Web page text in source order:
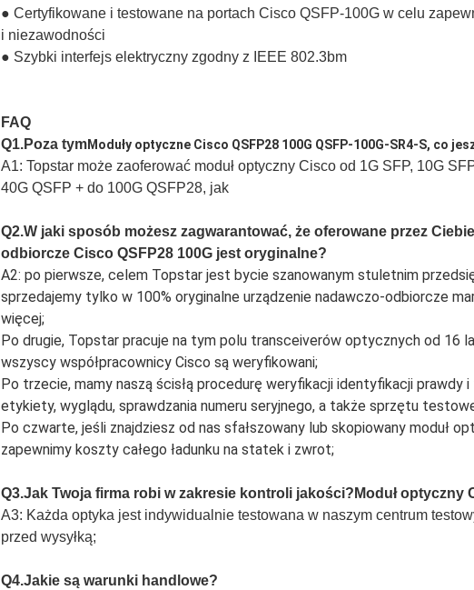
● Certyfikowane i testowane na portach Cisco QSFP-100G w celu
i niezawodności
● Szybki interfejs elektryczny zgodny z IEEE 802.3bm
FAQ
Q1.Poza tymModuły optyczne Cisco QSFP28 100G QSFP-100G-SR4-S, co
A1: Topstar może zaoferować moduł optyczny Cisco od 1G SFP, 10G
40G QSFP + do 100G QSFP28, jak
Q2.W jaki sposób możesz zagwarantować, że oferowane przez
odbiorcze Cisco QSFP28 100G jest oryginalne?
A2: po pierwsze, celem Topstar jest bycie szanowanym stuletnim
sprzedajemy tylko w 100% oryginalne urządzenie nadawczo-odbiorcze
więcej;
Po drugie, Topstar pracuje na tym polu transceiverów optycznych od 16
wszyscy współpracownicy Cisco są weryfikowani;
Po trzecie, mamy naszą ścisłą procedurę weryfikacji identyfikacji prawdy
etykiety, wyglądu, sprawdzania numeru seryjnego, a także sprzętu
Po czwarte, jeśli znajdziesz od nas sfałszowany lub skopiowany moduł
zapewnimy koszty całego ładunku na statek i zwrot;
Q3.Jak Twoja firma robi w zakresie kontroli jakości? Moduł optyczny
A3: Każda optyka jest indywidualnie testowana w naszym centrum
przed wysyłką;
Q4.Jakie są warunki handlowe?